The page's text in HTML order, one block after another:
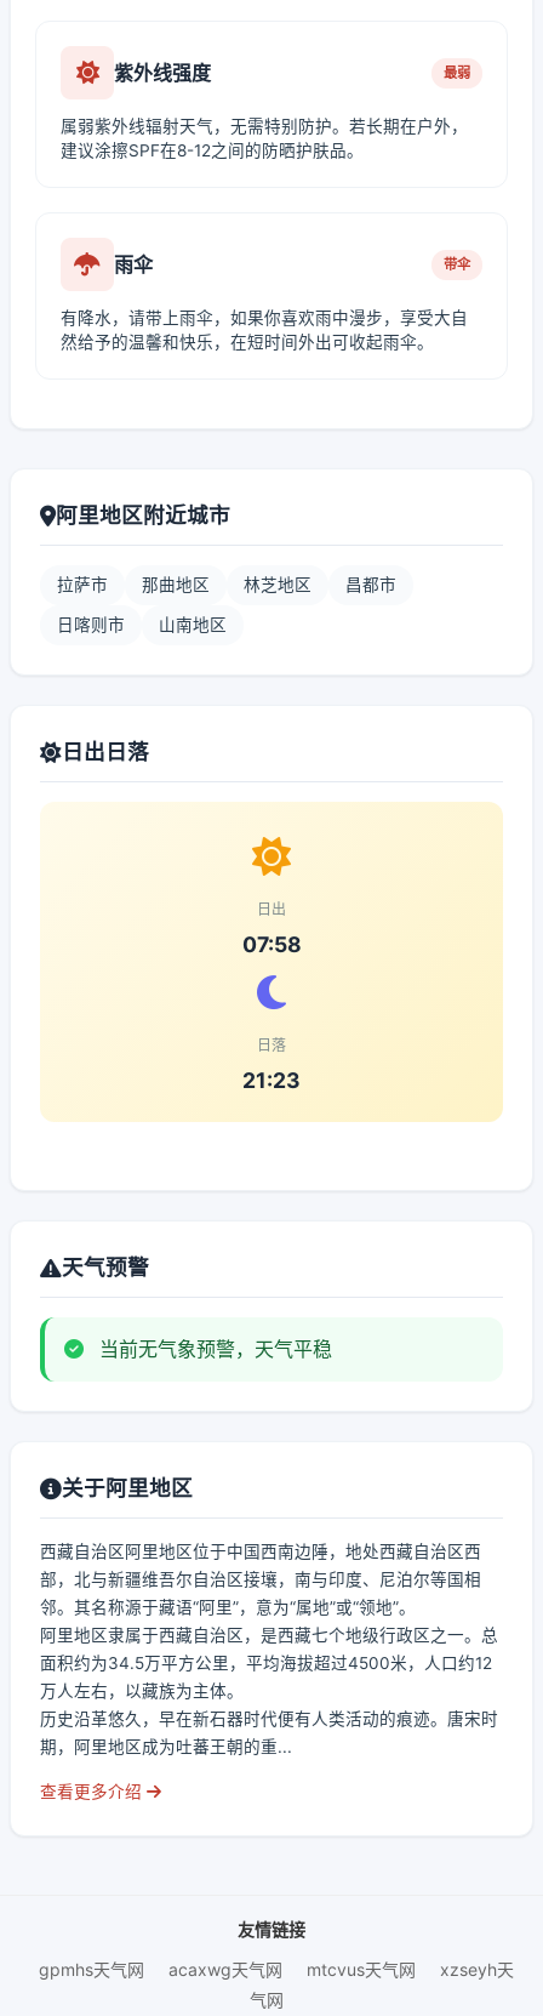
紫外线强度 最弱
属弱紫外线辐射天气，无需特别防护。若长期在户外，
建议涂擦SPF在8-12之间的防晒护肤品。
雨伞 带伞
有降水，请带上雨伞，如果你喜欢雨中漫步，享受大自
然给予的温馨和快乐，在短时间外出可收起雨伞。
阿里地区附近城市
拉萨市 那曲地区 林芝地区 昌都市
日喀则市 山南地区
日出日落
日出
07:58
日落
21:23
天气预警
当前无气象预警，天气平稳
关于阿里地区
西藏自治区阿里地区位于中国西南边陲，地处西藏自治区西
部，北与新疆维吾尔自治区接壤，南与印度、尼泊尔等国相
邻。其名称源于藏语“阿里”，意为“属地”或“领地”。
阿里地区隶属于西藏自治区，是西藏七个地级行政区之一。总
面积约为34.5万平方公里，平均海拔超过4500米，人口约12
万人左右，以藏族为主体。
历史沿革悠久，早在新石器时代便有人类活动的痕迹。唐宋时
期，阿里地区成为吐蕃王朝的重...
查看更多介绍
友情链接
gpmhs天气网
acaxwg天气网 mtcvus天气网
xzseyh天
气网